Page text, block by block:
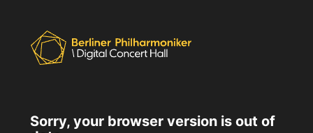
Sorry, your browser version is out of